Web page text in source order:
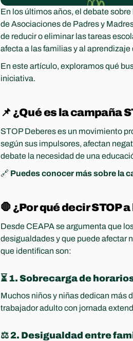
En los últimos años, el debate sobre
de Asociaciones de Padres y
de reducir o eliminar las tareas
afecta a las familias y al aprendizaje
En este artículo, exploramos qué
iniciativa.
📌 ¿Qué es la campaña
STOP Deberes es un movimiento
según sus impulsores, afectan
debate la necesidad de una
🔗 Puedes conocer más sobre la
🛑 ¿Por qué decir STOP
Desde CEAPA se argumenta que
desigualdades y que puede afectar
que identifican son:
⏳ 1. Sobrecarga de
Muchos niños y niñas dedican más
trabajador adulto con jornada
⚖️ 2. Desigualdad entre